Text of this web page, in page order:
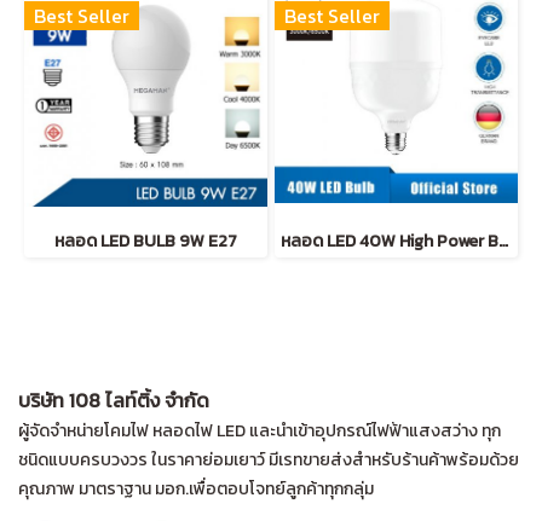
Best Seller
หลอด LED BULB 9W E27
Best Seller
หลอด LED 40W High Power Bulb (ขั้วเกลียว E27 )
บริษัท 108 ไลท์ติ้ง จำกัด
ผู้จัดจำหน่ายโคมไฟ หลอดไฟ LED และนำเข้าอุปกรณ์ไฟฟ้าแสงสว่าง ทุก
ชนิดแบบครบวงวร ในราคาย่อมเยาว์ มีเรทขายส่งสำหรับร้านค้าพร้อมด้วย
คุณภาพ มาตราฐาน มอก.เพื่อตอบโจทย์ลูกค้าทุกกลุ่ม